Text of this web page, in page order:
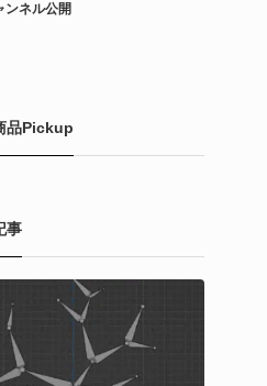
（Hamza Meo氏）によ
「Bioform - Procedural
た！
ンネル公開
品Pickup
事